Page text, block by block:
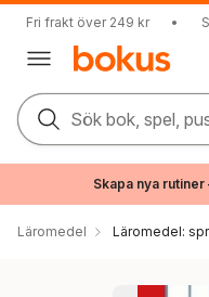
Fri frakt över 249 kr •
Sök bok, spel,
Skapa nya
Läromedel Läromedel: